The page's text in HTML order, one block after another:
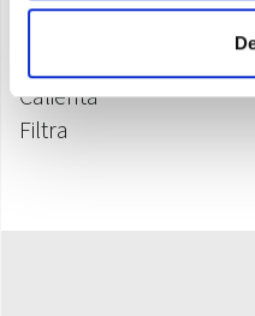
Calienta
Filtra